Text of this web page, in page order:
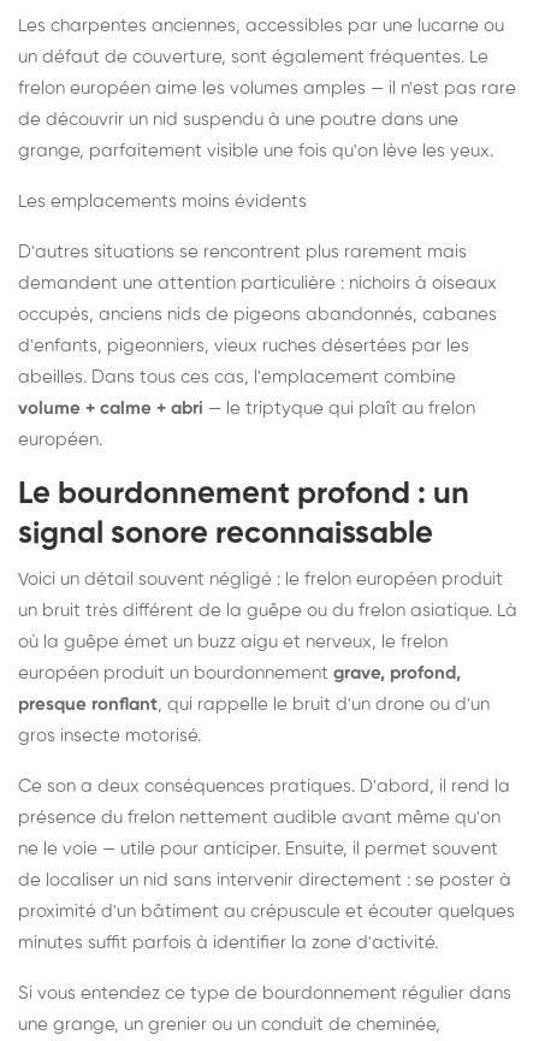
Les charpentes anciennes, accessibles par une lucarne ou
un défaut de couverture, sont également fréquentes. Le
frelon européen aime les volumes amples — il n'est pas rare
de découvrir un nid suspendu à une poutre dans une
grange, parfaitement visible une fois qu'on lève les yeux.
Les emplacements moins évidents
D'autres situations se rencontrent plus rarement mais
demandent une attention particulière : nichoirs à oiseaux
occupés, anciens nids de pigeons abandonnés, cabanes
d'enfants, pigeonniers, vieux ruches désertées par les
abeilles. Dans tous ces cas, l'emplacement combine
volume + calme + abri — le triptyque qui plaît au frelon
européen.
Le bourdonnement profond : un
signal sonore reconnaissable
Voici un détail souvent négligé : le frelon européen produit
un bruit très différent de la guêpe ou du frelon asiatique. Là
où la guêpe émet un buzz aigu et nerveux, le frelon
européen produit un bourdonnement grave, profond,
presque ronflant, qui rappelle le bruit d'un drone ou d'un
gros insecte motorisé.
Ce son a deux conséquences pratiques. D'abord, il rend la
présence du frelon nettement audible avant même qu'on
ne le voie — utile pour anticiper. Ensuite, il permet souvent
de localiser un nid sans intervenir directement : se poster à
proximité d'un bâtiment au crépuscule et écouter quelques
minutes suffit parfois à identifier la zone d'activité.
Si vous entendez ce type de bourdonnement régulier dans
une grange, un grenier ou un conduit de cheminée,